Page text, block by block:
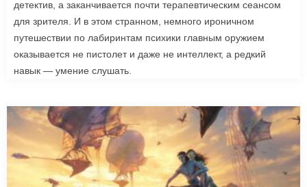
детектив, а заканчивается почти терапевтическим сеансом
для зрителя. И в этом странном, немного ироничном
путешествии по лабиринтам психики главным оружием
оказывается не пистолет и даже не интеллект, а редкий
навык — умение слушать.